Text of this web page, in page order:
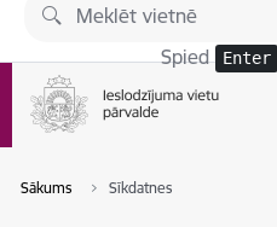
Pāriet uz lapas saturu
Spied Enter
Sākums Sīkdatnes